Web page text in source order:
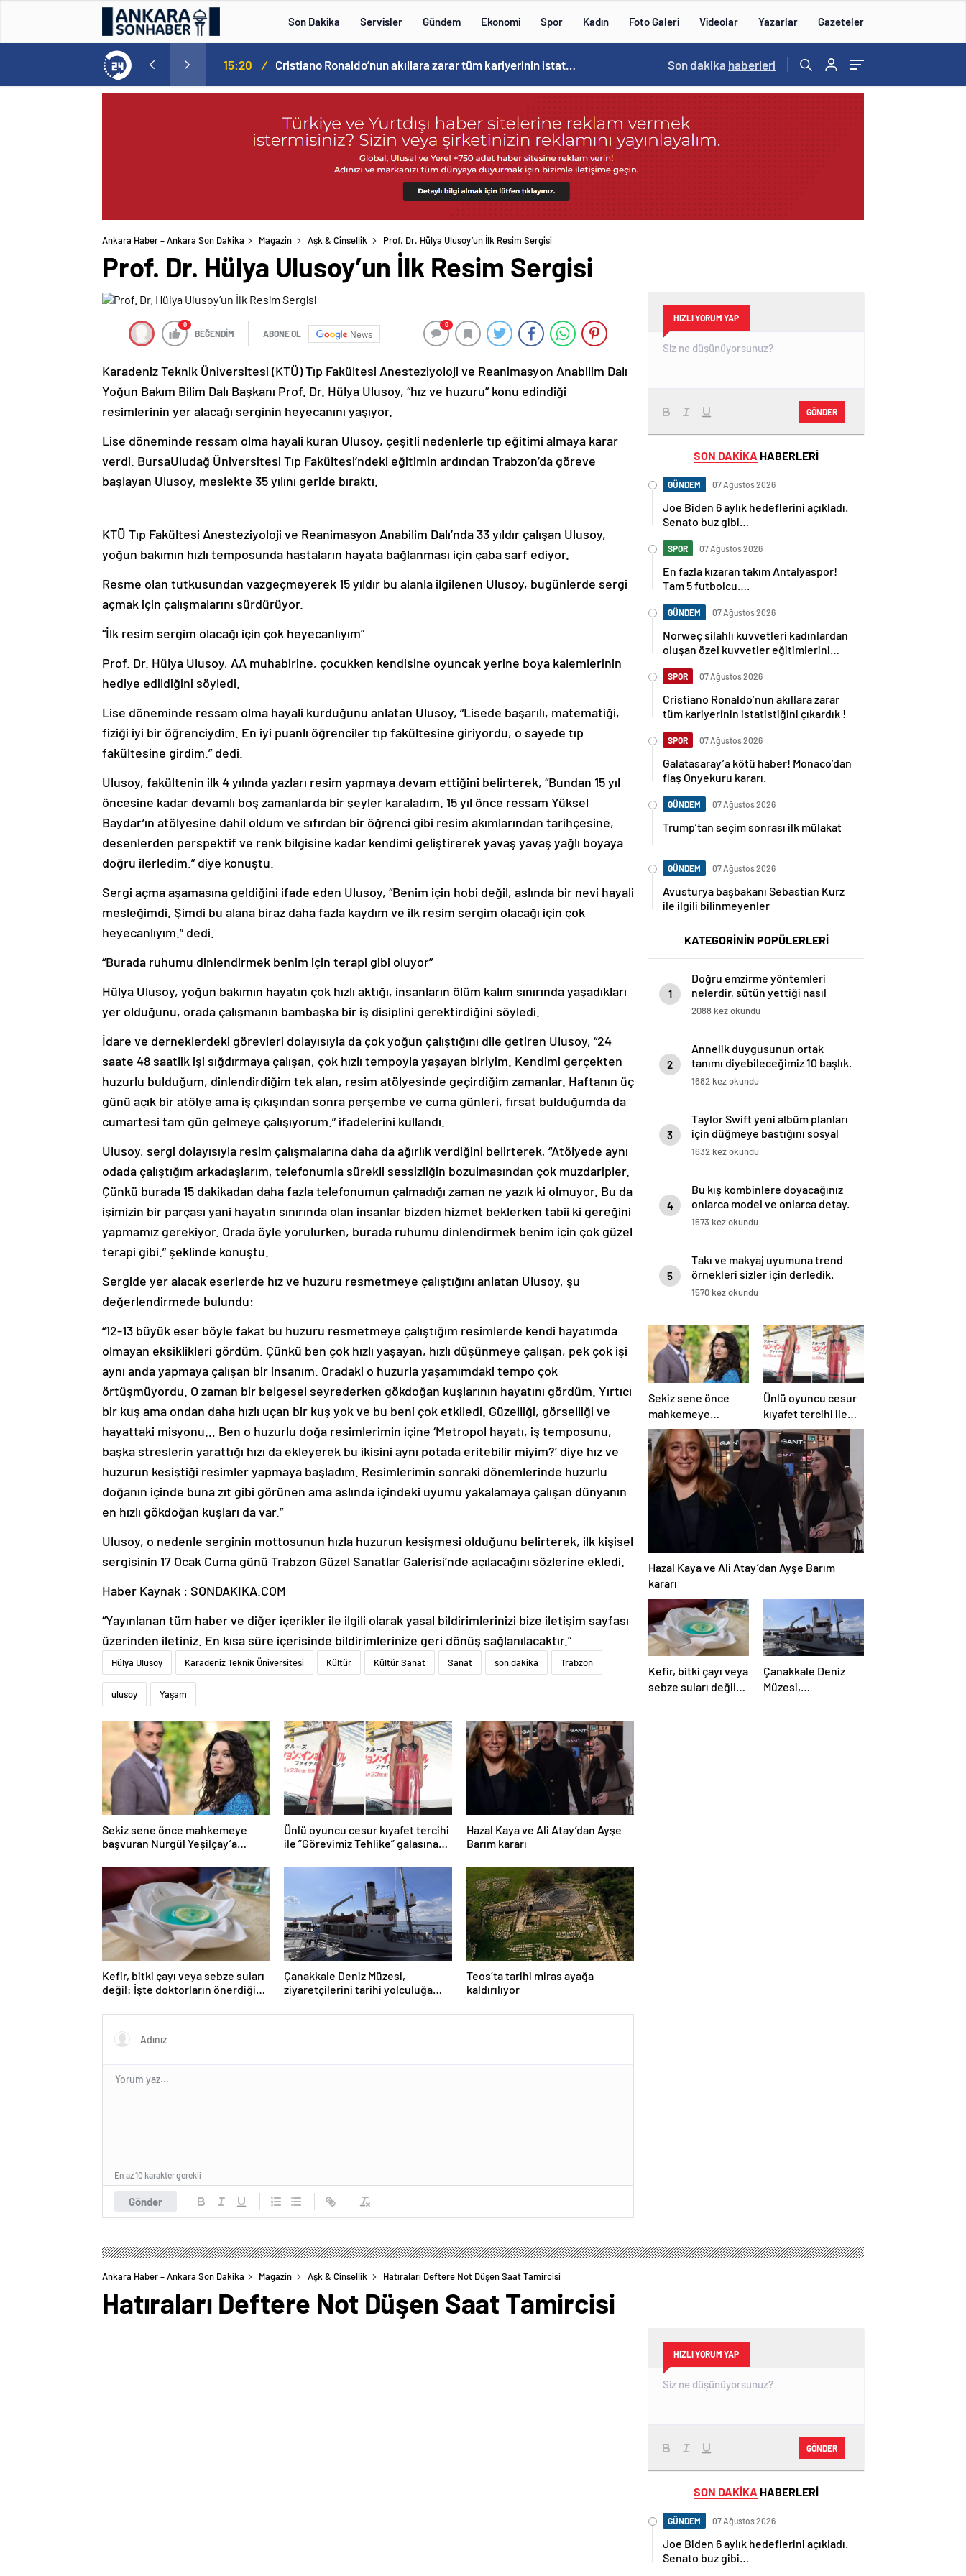
Son Dakika Servisler Gündem Ekonomi Spor Kadın Foto Galeri Videolar Yazarlar Gazeteler
Norweç silahlı kuvvetleri kadınlardan oluşan özel kuvvetler eğitimlerini başlattı. 15:20 / Cristiano Ronaldo’nun akıllara zarar tüm kariyerinin istatistiğini çıkardık ! 14:57 /
Son dakika haberleri
Ankara Haber – Ankara Son Dakika Magazin Aşk & Cinsellik Prof. Dr. Hülya Ulusoy’un İlk Resim Sergisi
Prof. Dr. Hülya Ulusoy’un İlk Resim Sergisi
0
BEĞENDİM ABONE OL News
0
Karadeniz Teknik Üniversitesi (KTÜ) Tıp Fakültesi Anesteziyoloji ve Reanimasyon Anabilim Dalı
Yoğun Bakım Bilim Dalı Başkanı Prof. Dr. Hülya Ulusoy, “hız ve huzuru” konu edindiği
resimlerinin yer alacağı serginin heyecanını yaşıyor.
Lise döneminde ressam olma hayali kuran Ulusoy, çeşitli nedenlerle tıp eğitimi almaya karar
verdi. BursaUludağ Üniversitesi Tıp Fakültesi’ndeki eğitimin ardından Trabzon’da göreve
başlayan Ulusoy, meslekte 35 yılını geride bıraktı.
KTÜ Tıp Fakültesi Anesteziyoloji ve Reanimasyon Anabilim Dalı’nda 33 yıldır çalışan Ulusoy,
yoğun bakımın hızlı temposunda hastaların hayata bağlanması için çaba sarf ediyor.
Resme olan tutkusundan vazgeçmeyerek 15 yıldır bu alanla ilgilenen Ulusoy, bugünlerde sergi
açmak için çalışmalarını sürdürüyor.
“İlk resim sergim olacağı için çok heyecanlıyım”
Prof. Dr. Hülya Ulusoy, AA muhabirine, çocukken kendisine oyuncak yerine boya kalemlerinin
hediye edildiğini söyledi.
Lise döneminde ressam olma hayali kurduğunu anlatan Ulusoy, “Lisede başarılı, matematiği,
fiziği iyi bir öğrenciydim. En iyi puanlı öğrenciler tıp fakültesine giriyordu, o sayede tıp
fakültesine girdim.” dedi.
Ulusoy, fakültenin ilk 4 yılında yazları resim yapmaya devam ettiğini belirterek, “Bundan 15 yıl
öncesine kadar devamlı boş zamanlarda bir şeyler karaladım. 15 yıl önce ressam Yüksel
Baydar’ın atölyesine dahil oldum ve sıfırdan bir öğrenci gibi resim akımlarından tarihçesine,
desenlerden perspektif ve renk bilgisine kadar kendimi geliştirerek yavaş yavaş yağlı boyaya
doğru ilerledim.” diye konuştu.
Sergi açma aşamasına geldiğini ifade eden Ulusoy, “Benim için hobi değil, aslında bir nevi hayali
mesleğimdi. Şimdi bu alana biraz daha fazla kaydım ve ilk resim sergim olacağı için çok
heyecanlıyım.” dedi.
“Burada ruhumu dinlendirmek benim için terapi gibi oluyor”
Hülya Ulusoy, yoğun bakımın hayatın çok hızlı aktığı, insanların ölüm kalım sınırında yaşadıkları
yer olduğunu, orada çalışmanın bambaşka bir iş disiplini gerektirdiğini söyledi.
İdare ve derneklerdeki görevleri dolayısıyla da çok yoğun çalıştığını dile getiren Ulusoy, “24
saate 48 saatlik işi sığdırmaya çalışan, çok hızlı tempoyla yaşayan biriyim. Kendimi gerçekten
huzurlu bulduğum, dinlendirdiğim tek alan, resim atölyesinde geçirdiğim zamanlar. Haftanın üç
günü açık bir atölye ama iş çıkışından sonra perşembe ve cuma günleri, fırsat bulduğumda da
cumartesi tam gün gelmeye çalışıyorum.” ifadelerini kullandı.
Ulusoy, sergi dolayısıyla resim çalışmalarına daha da ağırlık verdiğini belirterek, “Atölyede aynı
odada çalıştığım arkadaşlarım, telefonumla sürekli sessizliğin bozulmasından çok muzdaripler.
Çünkü burada 15 dakikadan daha fazla telefonumun çalmadığı zaman ne yazık ki olmuyor. Bu da
işimizin bir parçası yani hayatın sınırında olan insanlar bizden hizmet beklerken tabii ki gereğini
yapmamız gerekiyor. Orada öyle yorulurken, burada ruhumu dinlendirmek benim için çok güzel
terapi gibi.” şeklinde konuştu.
Sergide yer alacak eserlerde hız ve huzuru resmetmeye çalıştığını anlatan Ulusoy, şu
değerlendirmede bulundu:
“12-13 büyük eser böyle fakat bu huzuru resmetmeye çalıştığım resimlerde kendi hayatımda
olmayan eksiklikleri gördüm. Çünkü ben çok hızlı yaşayan, hızlı düşünmeye çalışan, pek çok işi
aynı anda yapmaya çalışan bir insanım. Oradaki o huzurla yaşamımdaki tempo çok
örtüşmüyordu. O zaman bir belgesel seyrederken gökdoğan kuşlarının hayatını gördüm. Yırtıcı
bir kuş ama ondan daha hızlı uçan bir kuş yok ve bu beni çok etkiledi. Güzelliği, görselliği ve
hayattaki misyonu… Ben o huzurlu doğa resimlerimin içine ‘Metropol hayatı, iş temposunu,
başka streslerin yarattığı hızı da ekleyerek bu ikisini aynı potada eritebilir miyim?’ diye hız ve
huzurun kesiştiği resimler yapmaya başladım. Resimlerimin sonraki dönemlerinde huzurlu
doğanın içinde buna zıt gibi görünen ama aslında içindeki uyumu yakalamaya çalışan dünyanın
en hızlı gökdoğan kuşları da var.”
Ulusoy, o nedenle serginin mottosunun hızla huzurun kesişmesi olduğunu belirterek, ilk kişisel
sergisinin 17 Ocak Cuma günü Trabzon Güzel Sanatlar Galerisi’nde açılacağını sözlerine ekledi.
Haber Kaynak : SONDAKIKA.COM
“Yayınlanan tüm haber ve diğer içerikler ile ilgili olarak yasal bildirimlerinizi bize iletişim sayfası
üzerinden iletiniz. En kısa süre içerisinde bildirimlerinize geri dönüş sağlanılacaktır.”
Hülya Ulusoy Karadeniz Teknik Üniversitesi Kültür Kültür Sanat Sanat son dakika Trabzon
ulusoy Yaşam
Sekiz sene önce mahkemeye
başvuran Nurgül Yeşilçay’a
Ünlü oyuncu cesur kıyafet tercihi
ile ”Görevimiz Tehlike” galasına
Hazal Kaya ve Ali Atay’dan Ayşe
Barım kararı
Kefir, bitki çayı veya sebze suları
değil: İşte doktorların önerdiği
Çanakkale Deniz Müzesi,
ziyaretçilerini tarihi yolculuğa
Teos’ta tarihi miras ayağa
kaldırılıyor
Gönder
En az 10 karakter gerekli
HIZLI YORUM YAP
GÖNDER
SON DAKİKA HABERLERİ
GÜNDEM 07 Ağustos 2026
Joe Biden 6 aylık hedeflerini açıkladı.
Senato buz gibi…
SPOR 07 Ağustos 2026
En fazla kızaran takım Antalyaspor!
Tam 5 futbolcu….
GÜNDEM 07 Ağustos 2026
Norweç silahlı kuvvetleri kadınlardan
oluşan özel kuvvetler eğitimlerini
SPOR 07 Ağustos 2026
Cristiano Ronaldo’nun akıllara zarar
tüm kariyerinin istatistiğini çıkardık !
SPOR 07 Ağustos 2026
Galatasaray’a kötü haber! Monaco’dan
flaş Onyekuru kararı.
GÜNDEM 07 Ağustos 2026
Trump’tan seçim sonrası ilk mülakat
GÜNDEM 07 Ağustos 2026
Avusturya başbakanı Sebastian Kurz
ile ilgili bilinmeyenler
KATEGORİNİN POPÜLERLERİ
1
Doğru emzirme yöntemleri
nelerdir, sütün yettiği nasıl
anlaşılır?
2088 kez okundu
2
Annelik duygusunun ortak
tanımı diyebileceğimiz 10 başlık.
1682 kez okundu
3
Taylor Swift yeni albüm planları
için düğmeye bastığını sosyal
medyadan duyurdu!
1632 kez okundu
4
Bu kış kombinlere doyacağınız
onlarca model ve onlarca detay.
1573 kez okundu
5
Takı ve makyaj uyumuna trend
örnekleri sizler için derledik.
1570 kez okundu
Sekiz sene önce
mahkemeye
başvuran Nurgül
Yeşilçay’a
sevindiren haber
Ünlü oyuncu cesur
kıyafet tercihi ile
”Görevimiz Tehlike”
galasına damga
vurdu
Hazal Kaya ve Ali Atay’dan Ayşe Barım
kararı
Kefir, bitki çayı veya
sebze suları değil:
Çanakkale Deniz
Müzesi,
Ankara Haber – Ankara Son Dakika Magazin Aşk & Cinsellik Hatıraları Deftere Not Düşen Saat Tamircisi
Hatıraları Deftere Not Düşen Saat Tamircisi
HIZLI YORUM YAP
GÖNDER
SON DAKİKA HABERLERİ
GÜNDEM 07 Ağustos 2026
Joe Biden 6 aylık hedeflerini açıkladı.
Senato buz gibi…